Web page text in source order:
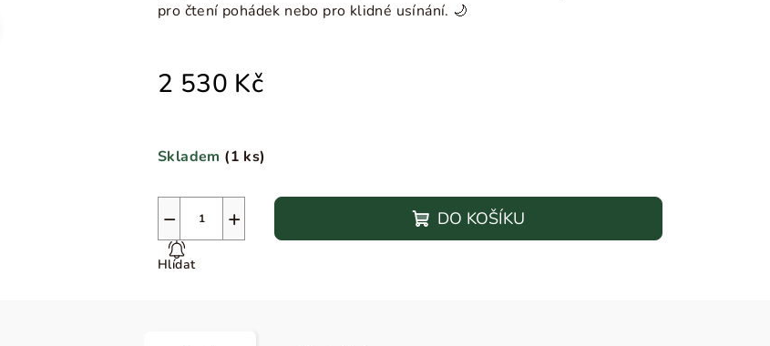
pro čtení pohádek nebo pro klidné usínání. 🌙
2 530 Kč
Skladem (1 ks)
+
− DO KOŠÍKU
Hlídat